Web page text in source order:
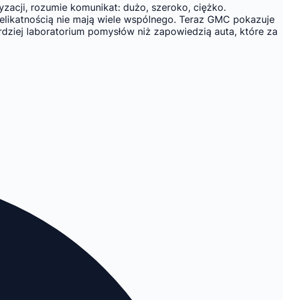
rozumie komunikat: dużo, szeroko, ciężko.
nie mają wiele wspólnego. Teraz GMC pokazuje
laboratorium pomysłów niż zapowiedzią auta, które za